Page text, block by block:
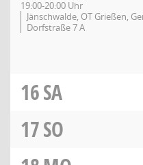
19:00-20:00 Uhr
Jänschwalde, OT Grießen,
Dorfstraße 7 A
16SA
17SO